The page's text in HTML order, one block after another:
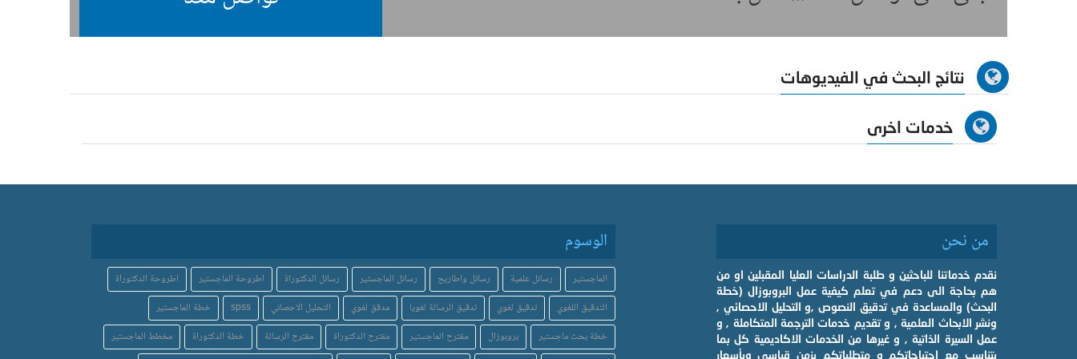
نتائج البحث في الفيديوهات
خدمات اخرى
من نحن
نقدم خدماتنا للباحثين و طلبة الدراسات العليا المقبلين او من
هم بحاجة الى دعم في تعلم كيفية عمل البروبوزال (خطة
البحث) والمساعدة في تدقيق النصوص ,و التحليل الاحصائي ,
ونشر الابحاث العلمية , و تقديم خدمات الترجمة المتكاملة , و
عمل السيرة الذاتية , و غيرها من الخدمات الاكاديمية كل بما
يتناسب مع احتياجاتكم و متطلباتكم بزمن قياسي وبأسعار
الوسوم
الماجستير رسائل علمية رسائل واطاريح رسائل الماجستير رسائل الدكتوراة اطروحة الماجستير
اطروحة الدكتوراة
التدقيق اللغوي
تدقيق لغوي تدقيق الرسالة لغويا مدقق لغوي التحليل الاحصائي spss
خطة الماجستير
خطة بحث ماجستير
بروبوزال مقترح الماجستير مقترح الدكتوراة مقترح الرسالة خطة الدكتوراة
مخطط الماجستير